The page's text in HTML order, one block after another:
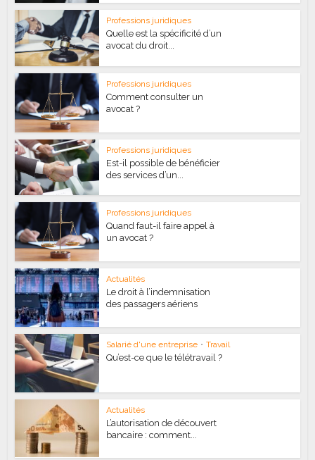
Professions juridiques
Quelle est la spécificité d’un
avocat du droit...
Professions juridiques
Comment consulter un
avocat ?
Professions juridiques
Est-il possible de bénéficier
des services d’un...
Professions juridiques
Quand faut-il faire appel à
un avocat ?
Actualités
Le droit à l’indemnisation
des passagers aériens
Salarié d'une entreprise • Travail
Qu’est-ce que le télétravail ?
Actualités
L’autorisation de découvert
bancaire : comment...